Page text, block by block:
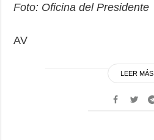
Foto: Oficina del Presidente
AV
LEER MÁS